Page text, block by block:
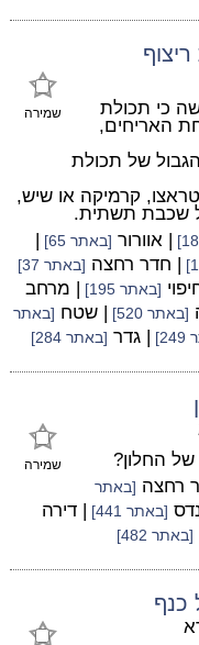
שמירה
כי תכולת
האריחים,
של תכולת
טראצו, קרמיקה או שיש,
שכבת תשתית.
| אוורור [באתר 65]
|
| חדר רחצה [באתר 37]
[באתר 195]
| מרחב
[באתר 520] | שטח [באתר
| גדר [באתר 284]
שמירה
של החלון?
רחצה [באתר
[באתר 441] | דירה
[באתר 482]
כנף